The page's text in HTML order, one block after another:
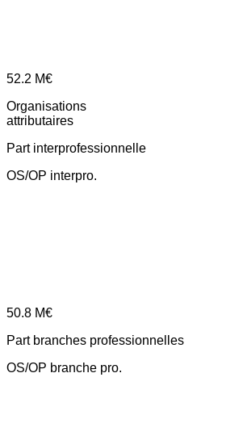
52.2 M€
Organisations
attributaires
Part interprofessionnelle
OS/OP interpro.
50.8 M€
Part branches professionnelles
OS/OP branche pro.